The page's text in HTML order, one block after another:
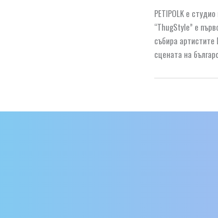
PETIPOLK е
“ThugStyle” е
събира артистите
сцената на